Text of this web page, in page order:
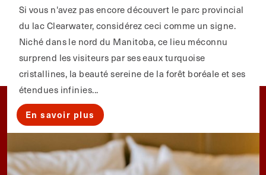
Si vous n'avez pas encore découvert le parc provincial
du lac Clearwater, considérez ceci comme un signe.
Niché dans le nord du Manitoba, ce lieu méconnu
surprend les visiteurs par ses eaux turquoise
cristallines, la beauté sereine de la forêt boréale et ses
étendues infinies...
En savoir plus